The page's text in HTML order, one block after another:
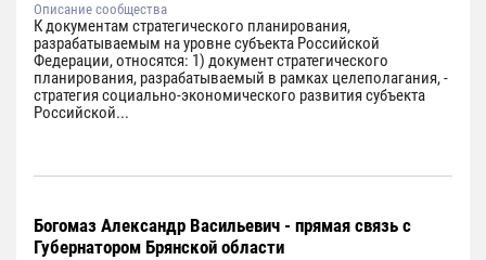
Описание сообщества
К документам стратегического планирования,
разрабатываемым на уровне субъекта Российской
Федерации, относятся: 1) документ стратегического
планирования, разрабатываемый в рамках целеполагания, -
стратегия социально-экономического развития субъекта
Российской...
Богомаз Александр Васильевич - прямая связь с
Губернатором Брянской области